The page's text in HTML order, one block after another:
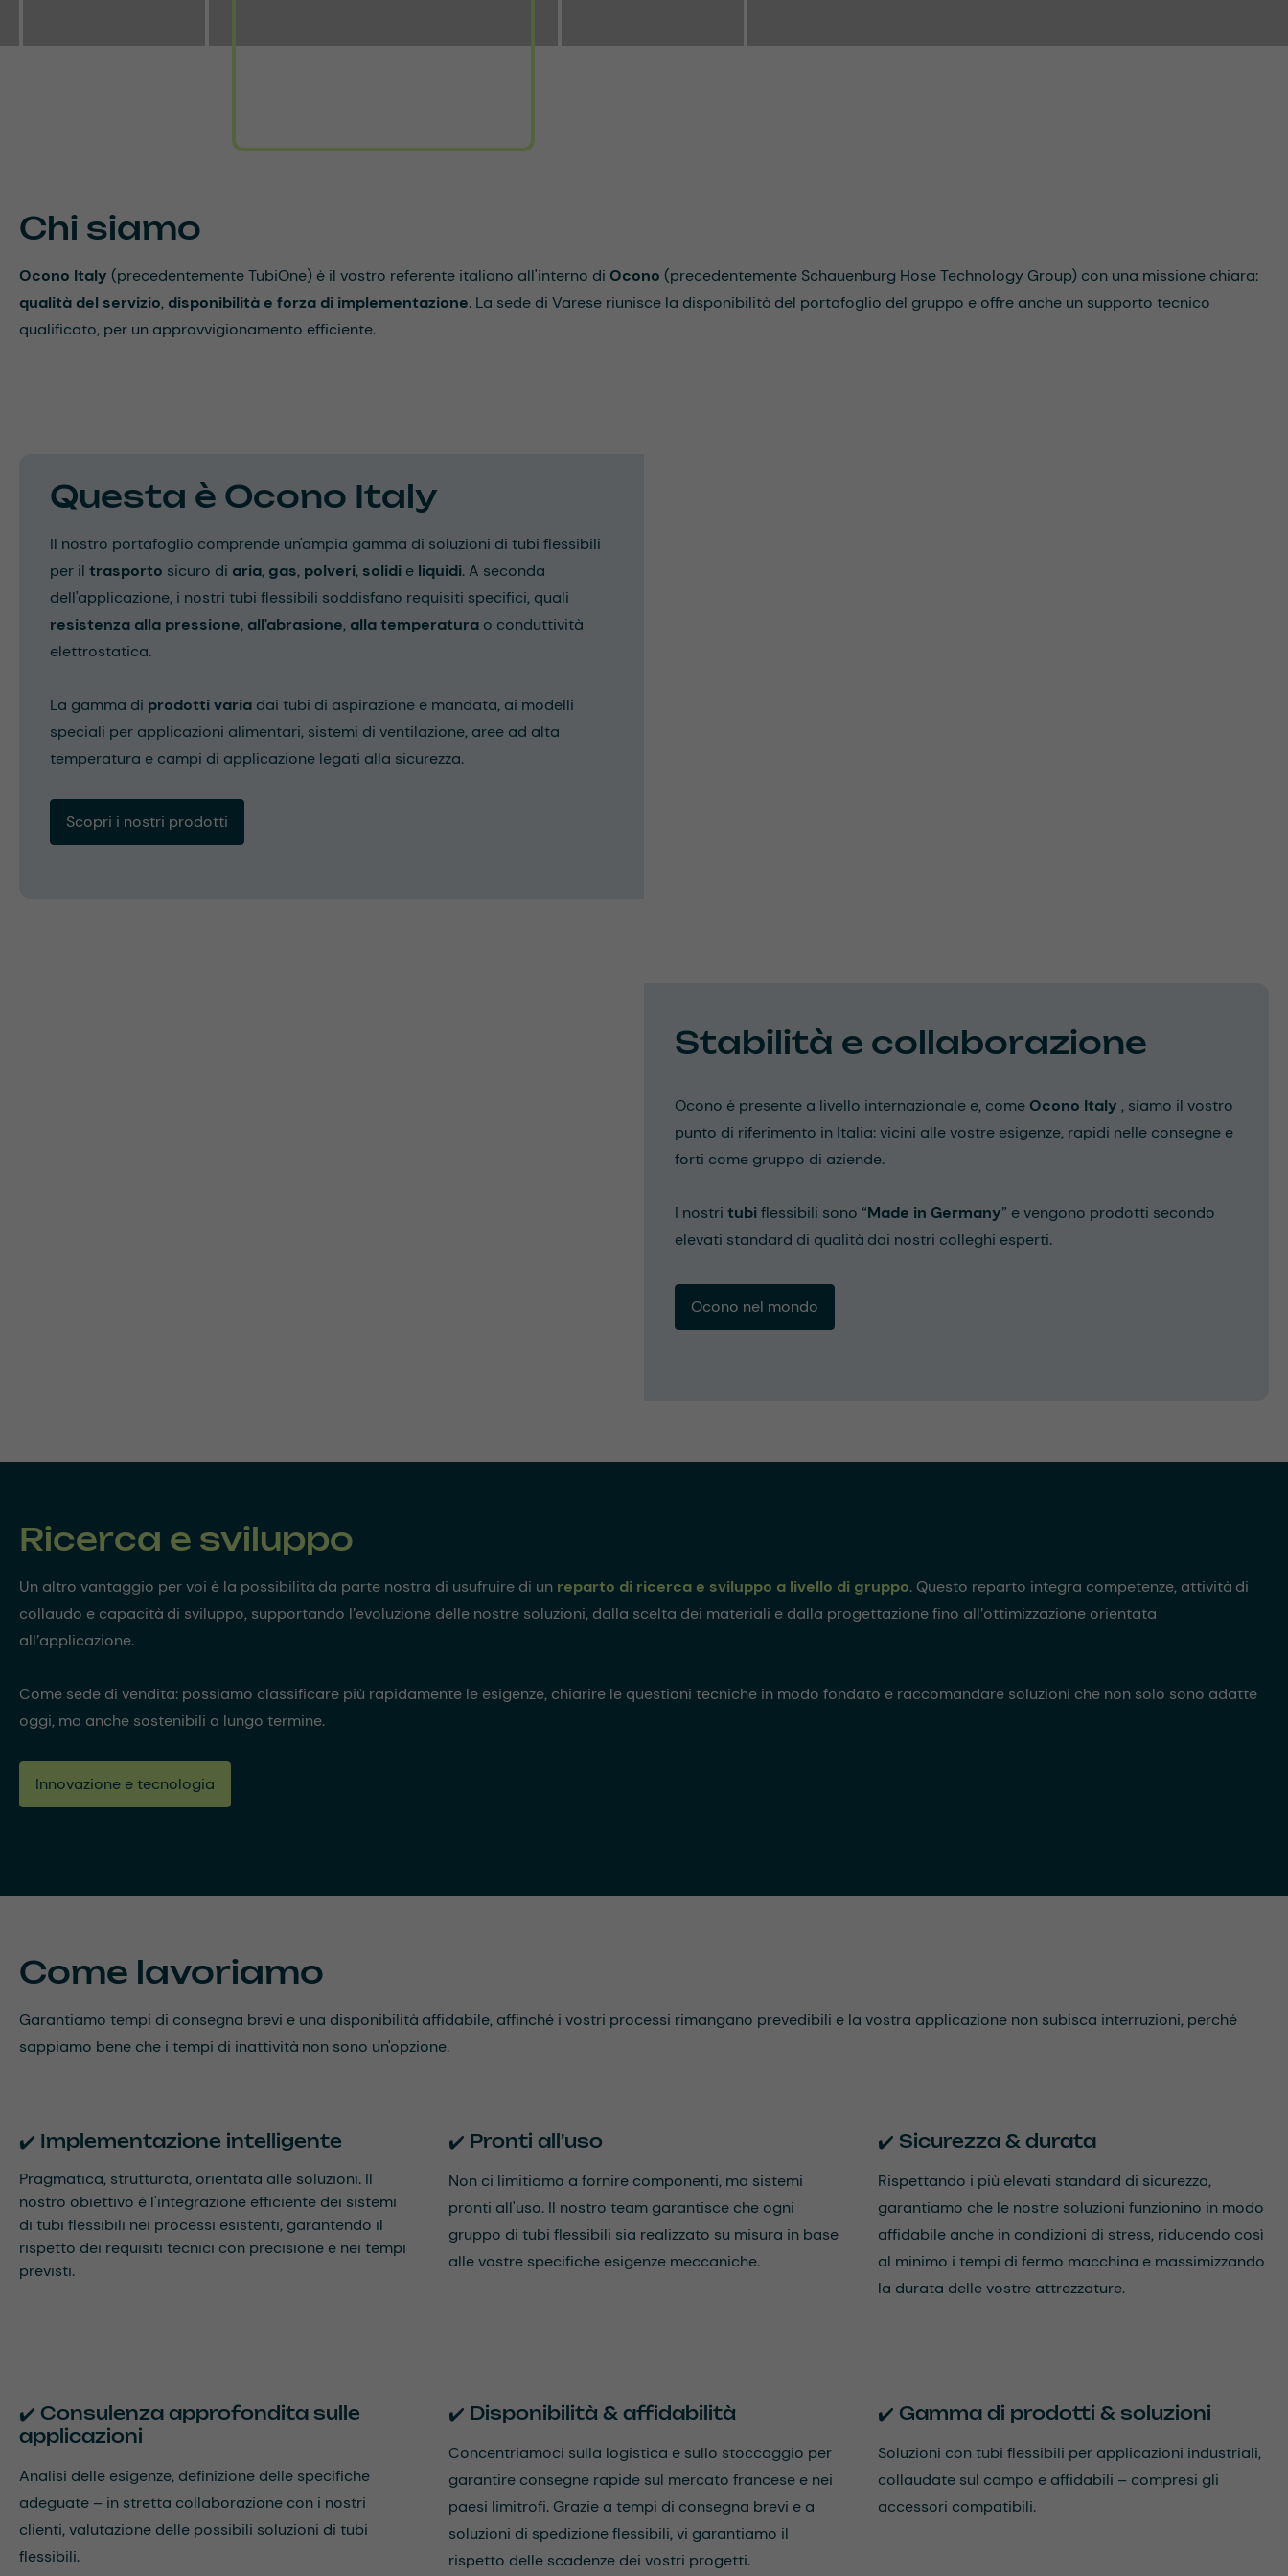
Chi siamo
Ocono Italy (precedentemente TubiOne) è il vostro referente italiano all'interno di Ocono (precedentemente Schauenburg Hose Technology Group) con una missione chiara:
qualità del servizio, disponibilità e forza di implementazione. La sede di Varese riunisce la disponibilità del portafoglio del gruppo e offre anche un supporto tecnico
qualificato, per un approvvigionamento efficiente.
Questa è Ocono Italy
Il nostro portafoglio comprende un'ampia gamma di soluzioni di tubi flessibili
per il trasporto sicuro di aria, gas, polveri, solidi e liquidi. A seconda
dell'applicazione, i nostri tubi flessibili soddisfano requisiti specifici, quali
resistenza alla pressione, all'abrasione, alla temperatura o conduttività
elettrostatica.
La gamma di prodotti varia dai tubi di aspirazione e mandata, ai modelli
speciali per applicazioni alimentari, sistemi di ventilazione, aree ad alta
temperatura e campi di applicazione legati alla sicurezza.
Scopri i nostri prodotti
Stabilità e collaborazione
Ocono è presente a livello internazionale e, come Ocono Italy , siamo il vostro
punto di riferimento in Italia: vicini alle vostre esigenze, rapidi nelle consegne e
forti come gruppo di aziende.
I nostri tubiflessibili sono “Made in Germany” e vengono prodotti secondo
elevati standard di qualità dai nostri colleghi esperti.
Ocono nel mondo
Ricerca e sviluppo
Un altro vantaggio per voi è la possibilità da parte nostra di usufruire di un reparto di ricerca e sviluppo a livello di gruppo. Questo reparto integra competenze, attività di
collaudo e capacità di sviluppo, supportando l’evoluzione delle nostre soluzioni, dalla scelta dei materiali e dalla progettazione fino all’ottimizzazione orientata
all’applicazione.
Come sede di vendita: possiamo classificare più rapidamente le esigenze, chiarire le questioni tecniche in modo fondato e raccomandare soluzioni che non solo sono adatte
oggi, ma anche sostenibili a lungo termine.
Innovazione e tecnologia
Come lavoriamo
Garantiamo tempi di consegna brevi e una disponibilità affidabile, affinché i vostri processi rimangano prevedibili e la vostra applicazione non subisca interruzioni, perché
sappiamo bene che i tempi di inattività non sono un'opzione.
✔️ Implementazione intelligente
Pragmatica, strutturata, orientata alle soluzioni. Il
nostro obiettivo è l'integrazione efficiente dei sistemi
di tubi flessibili nei processi esistenti, garantendo il
rispetto dei requisiti tecnici con precisione e nei tempi
previsti.
✔️ Pronti all'uso
Non ci limitiamo a fornire componenti, ma sistemi
pronti all'uso. Il nostro team garantisce che ogni
gruppo di tubi flessibili sia realizzato su misura in base
alle vostre specifiche esigenze meccaniche.
✔️ Sicurezza & durata
Rispettando i più elevati standard di sicurezza,
garantiamo che le nostre soluzioni funzionino in modo
affidabile anche in condizioni di stress, riducendo così
al minimo i tempi di fermo macchina e massimizzando
la durata delle vostre attrezzature.
✔️ Consulenza approfondita sulle
applicazioni
Analisi delle esigenze, definizione delle specifiche
adeguate – in stretta collaborazione con i nostri
clienti, valutazione delle possibili soluzioni di tubi
flessibili.
✔️ Disponibilità & affidabilità
Concentriamoci sulla logistica e sullo stoccaggio per
garantire consegne rapide sul mercato francese e nei
paesi limitrofi. Grazie a tempi di consegna brevi e a
soluzioni di spedizione flessibili, vi garantiamo il
rispetto delle scadenze dei vostri progetti.
✔️ Gamma di prodotti & soluzioni
Soluzioni con tubi flessibili per applicazioni industriali,
collaudate sul campo e affidabili – compresi gli
accessori compatibili.